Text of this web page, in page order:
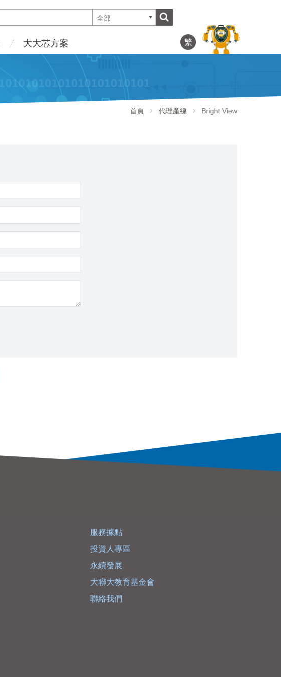
全部
大大芯方案 繁
首頁 代理產線 Bright View
服務據點
投資人專區
永續發展
大聯大教育基金會
聯絡我們